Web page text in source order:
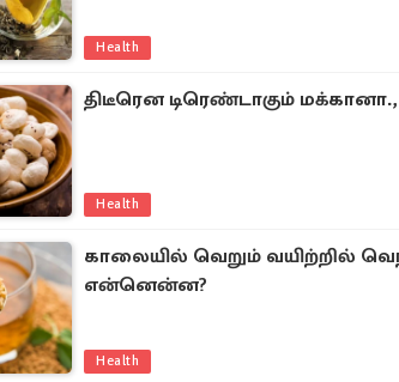
Health
திடீரென டிரெண்டாகும்
Health
காலையில் வெறும் வயிற்றில்
என்னென்ன?
Health